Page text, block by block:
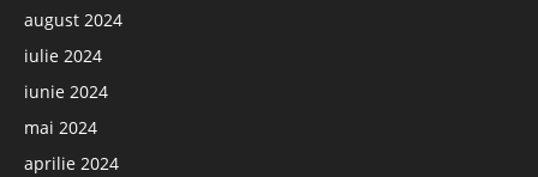
august 2024
iulie 2024
iunie 2024
mai 2024
aprilie 2024